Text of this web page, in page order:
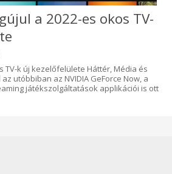
a 2022-es okos TV-
TV-k új kezelőfelülete Háttér, Média és
utóbbiban az NVIDIA GeForce Now, a
játékszolgáltatások applikációi is ott